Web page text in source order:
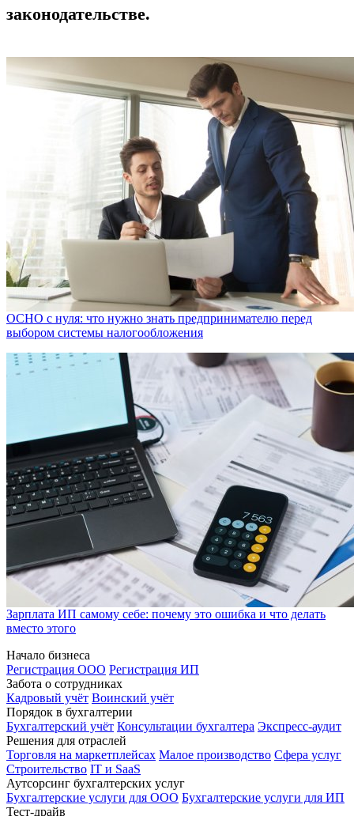
законодательстве.
ОСНО с нуля: что нужно знать предпринимателю перед
выбором системы налогообложения
Зарплата ИП самому себе: почему это ошибка и что делать
вместо этого
Начало бизнеса
Регистрация ООО Регистрация ИП
Забота о сотрудниках
Кадровый учёт Воинский учёт
Порядок в бухгалтерии
Бухгалтерский учёт Консультации бухгалтера Экспресс-аудит
Решения для отраслей
Торговля на маркетплейсах Малое производство Сфера услуг
Строительство IT и SaaS
Аутсорсинг бухгалтерских услуг
Бухгалтерские услуги для ООО Бухгалтерские услуги для ИП
Тест-драйв